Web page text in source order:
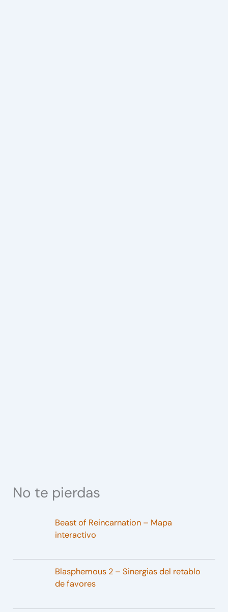
No te pierdas
Beast of Reincarnation – Mapa
interactivo
Blasphemous 2 – Sinergias del retablo
de favores